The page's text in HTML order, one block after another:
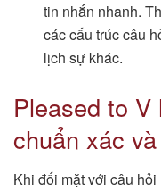
tin nhắn nhanh.
các cấu trúc câu
lịch sự khác.
Pleased to
chuẩn xác
Khi đối mặt với câu hỏi